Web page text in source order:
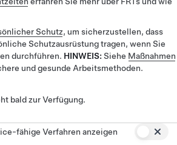
Schutz, um sicherzustellen, dass
Schutzausrüstung tragen, wenn Sie
durchführen. HINWEIS: Siehe Maßnahmen
und gesunde Arbeitsmethoden.
bald zur Verfügung.
fähige Verfahren anzeigen